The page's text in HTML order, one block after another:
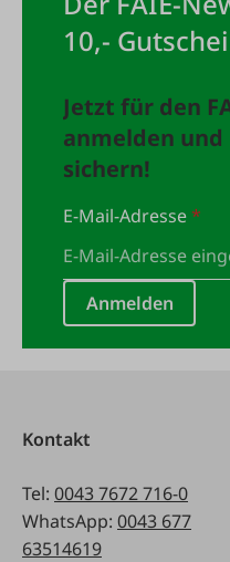
10,-
Jetzt für den
anmelden und
sichern!
E-Mail-Adresse*
Anmelden
Kontakt
Tel: 0043 7672 716-0
WhatsApp: 0043 677
63514619